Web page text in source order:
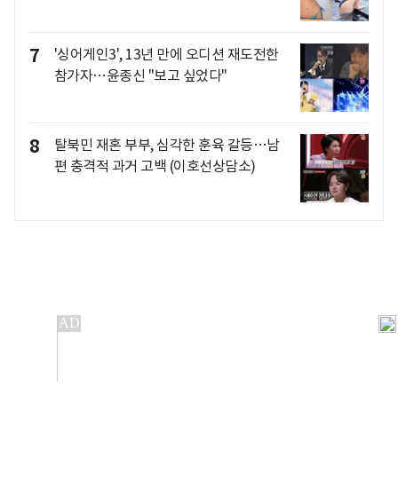
7
'싱어게인3', 13년 만에 오디션 재도전한
참가자…윤종신 "보고 싶었다"
8
탈북민 재혼 부부, 심각한 훈육 갈등…남
편 충격적 과거 고백 (이호선상담소)